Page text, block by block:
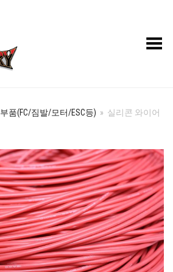
Toggle Menu
부품(FC/짐발/모터/ESC등) » 실리콘 와이어